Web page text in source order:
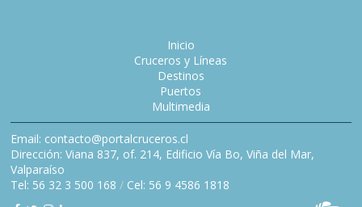
Inicio
Cruceros y Líneas
Destinos
Puertos
Multimedia
Email: contacto@portalcruceros.cl
Dirección: Viana 837, of. 214, Edificio Vía Bo, Viña del Mar,
Valparaíso
Tel: 56 32 3 500 168 / Cel: 56 9 4586 1818